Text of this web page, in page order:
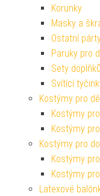
Korunky
Masky a
Ostatní
Paruky pro
Sety
Svítící
Kostýmy pro
Kostýmy
Kostýmy
Kostýmy pro
Kostýmy
Kostýmy
Latexové